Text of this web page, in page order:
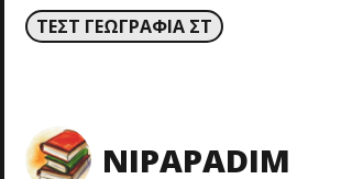
ΤΕΣΤ ΓΕΩΓΡΑΦΊΑ ΣΤ
NIPAPADIM